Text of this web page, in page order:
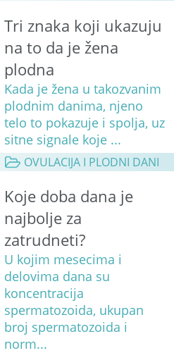
Tri znaka koji ukazuju
na to da je žena
plodna
Kada je žena u takozvanim
plodnim danima, njeno
telo to pokazuje i spolja, uz
sitne signale koje ...
OVULACIJA I PLODNI DANI
Koje doba dana je
najbolje za
zatrudneti?
U kojim mesecima i
delovima dana su
koncentracija
spermatozoida, ukupan
broj spermatozoida i
norm...